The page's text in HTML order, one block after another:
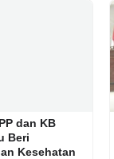
dan KB
Beri
Kesehatan